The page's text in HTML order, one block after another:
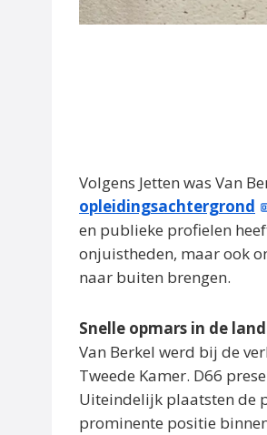
Volgens Jetten was Van
opleidingsachtergrond
en publieke profielen
onjuistheden, maar ook
naar buiten brengen.
Snelle opmars in de
Van Berkel werd bij de
Tweede Kamer. D66
Uiteindelijk plaatsten de
prominente positie